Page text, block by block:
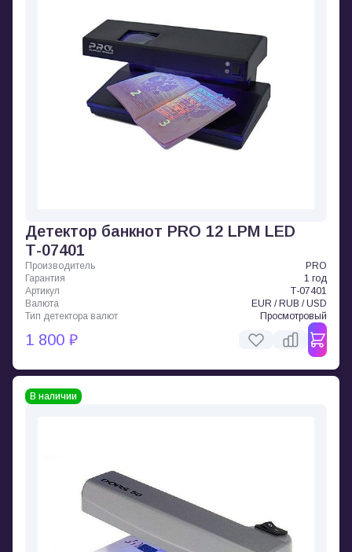
Детектор банкнот PRO 12 LPM LED
Т-07401
Производитель
PRO
Гарантия
1 год
Артикул
Т-07401
Валюта
EUR / RUB / USD
Тип детектора валют
Просмотровый
1 800 ₽
В наличии